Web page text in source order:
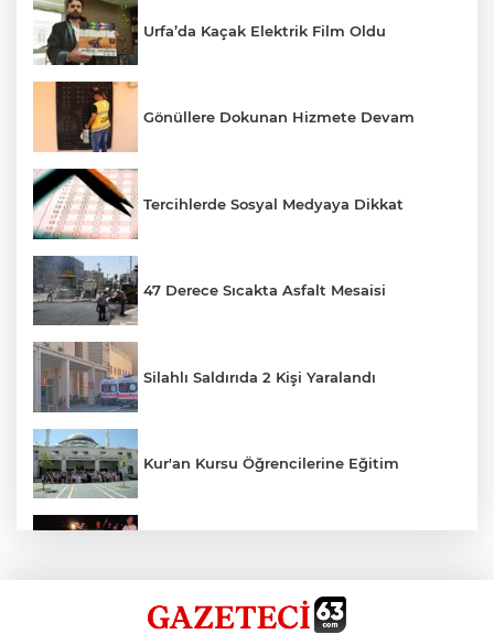
Urfa’da Kaçak Elektrik Film Oldu
Gönüllere Dokunan Hizmete Devam
Tercihlerde Sosyal Medyaya Dikkat
47 Derece Sıcakta Asfalt Mesaisi
Silahlı Saldırıda 2 Kişi Yaralandı
Kur'an Kursu Öğrencilerine Eğitim